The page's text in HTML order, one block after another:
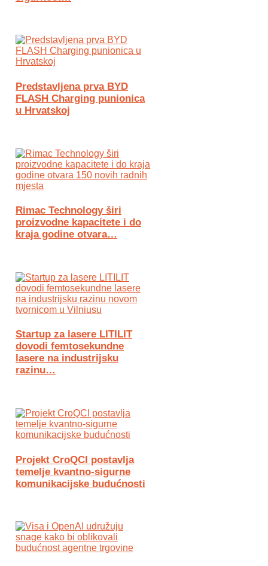
Predstavljena prva BYD
FLASH Charging punionica
u Hrvatskoj
Rimac Technology širi
proizvodne kapacitete i do
kraja godine otvara…
Startup za lasere LITILIT
dovodi femtosekundne
lasere na industrijsku
razinu…
Projekt CroQCI postavlja
temelje kvantno-sigurne
komunikacijske budućnosti